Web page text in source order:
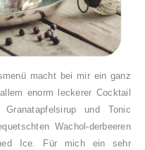
macht bei mir ein ganz
enorm leckerer Cocktail
und Tonic
Wachol-derbeeren
Ice. Für mich ein sehr